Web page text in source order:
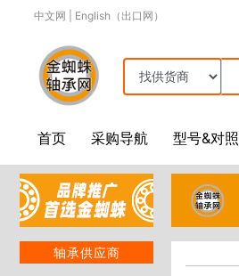
中文网 English（出口网）
首页 采购导航 型号&对照
轴承供应商